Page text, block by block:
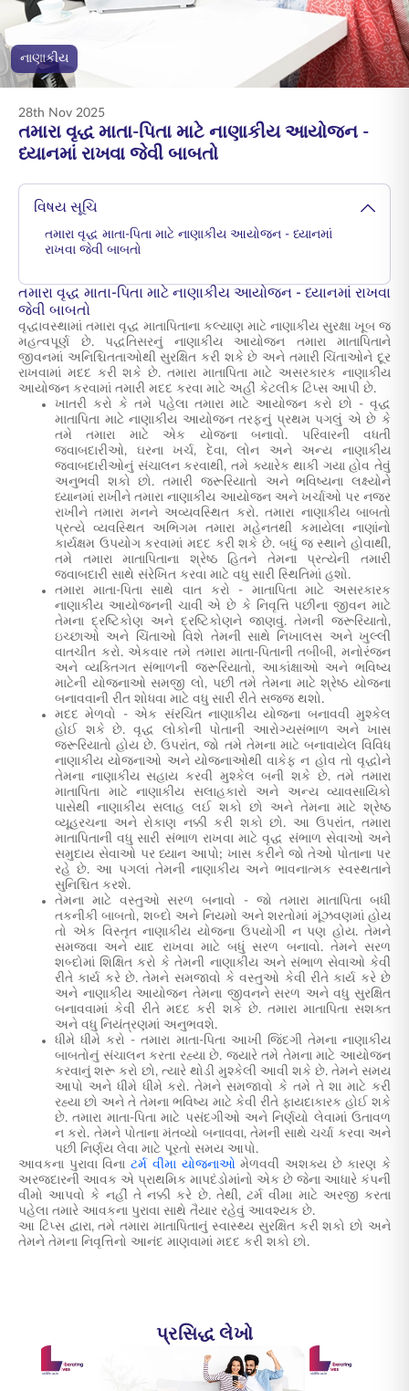
ENGLISH
ઑનલાઇન ખરીદો પ્રીમિયમ ચૂકવો
નાણાકીય
28th Nov 2025
તમારા વૃદ્ધ માતા-પિતા માટે નાણાકીય આયોજન -
ધ્યાનમાં રાખવા જેવી બાબતો
વિષય સૂચિ
તમારા વૃદ્ધ માતા-પિતા માટે નાણાકીય આયોજન - ધ્યાનમાં
રાખવા જેવી બાબતો
તમારા વૃદ્ધ માતા-પિતા માટે નાણાકીય આયોજન - ધ્યાનમાં રાખવા
જેવી બાબતો
વૃદ્ધાવસ્થામાં તમારા વૃદ્ધ માતાપિતાના કલ્યાણ માટે નાણાકીય સુરક્ષા ખૂબ જ
મહત્વપૂર્ણ છે. પદ્ધતિસરનું નાણાકીય આયોજન તમારા માતાપિતાને
જીવનમાં અનિશ્ચિતતાઓથી સુરક્ષિત કરી શકે છે અને તમારી ચિંતાઓને દૂર
રાખવામાં મદદ કરી શકે છે. તમારા માતાપિતા માટે અસરકારક નાણાકીય
આયોજન કરવામાં તમારી મદદ કરવા માટે અહીં કેટલીક ટિપ્સ આપી છે.
ખાતરી કરો કે તમે પહેલા તમારા માટે આયોજન કરો છો - વૃદ્ધ
માતાપિતા માટે નાણાકીય આયોજનતરફનું પ્રથમ પગલું એ છે કે
તમે તમારા માટે એક યોજના બનાવો. પરિવારની વધતી
જવાબદારીઓ, ઘરના ખર્ચ, દેવા, લોન અને અન્ય નાણાકીય
જવાબદારીઓનું સંચાલન કરવાથી, તમે ક્યારેક થાકી ગયા હોવ તેવું
અનુભવી શકો છો. તમારી જરૂરિયાતો અને ભવિષ્યના લક્ષ્યોને
ધ્યાનમાં રાખીને તમારા નાણાકીય આયોજન અને ખર્ચાઓ પર નજર
રાખીને તમારા મનને અવ્યવસ્થિત કરો. તમારા નાણાકીય બાબતો
પ્રત્યે વ્યવસ્થિત અભિગમ તમારા મહેનતથી કમાયેલા નાણાંનો
કાર્યક્ષમ ઉપયોગ કરવામાં મદદ કરી શકે છે. બધું જ સ્થાને હોવાથી,
તમે તમારા માતાપિતાના શ્રેષ્ઠ હિતને તેમના પ્રત્યેની તમારી
જવાબદારી સાથે સંરેખિત કરવા માટે વધુ સારી સ્થિતિમાં હશો.
તમારા માતા-પિતા સાથે વાત કરો - માતાપિતા માટે અસરકારક
નાણાકીય આયોજનનીચાવી એ છે કે નિવૃત્તિ પછીના જીવન માટે
તેમના દ્રષ્ટિકોણ અને દ્રષ્ટિકોણને જાણવું. તેમની જરૂરિયાતો,
ઇચ્છાઓ અને ચિંતાઓ વિશે તેમની સાથે નિખાલસ અને ખુલ્લી
વાતચીત કરો. એકવાર તમે તમારા માતા-પિતાની તબીબી, મનોરંજન
અને વ્યક્તિગત સંભાળની જરૂરિયાતો, આકાંક્ષાઓ અને ભવિષ્ય
માટેની યોજનાઓ સમજી લો, પછી તમે તેમના માટે શ્રેષ્ઠ યોજના
બનાવવાની રીત શોધવા માટે વધુ સારી રીતે સજ્જ થશો.
મદદ મેળવો - એક સંરચિત નાણાકીય યોજના બનાવવી મુશ્કેલ
હોઈ શકે છે. વૃદ્ધ લોકોની પોતાની આરોગ્યસંભાળ અને ખાસ
જરૂરિયાતો હોય છે. ઉપરાંત, જો તમે તેમના માટે બનાવાયેલ વિવિધ
નાણાકીય યોજનાઓ અને યોજનાઓથી વાકેફ ન હોવ તો વૃદ્ધોને
તેમના નાણાકીય સહાય કરવી મુશ્કેલ બની શકે છે. તમે તમારા
માતાપિતા માટે નાણાકીય સલાહકારો અને અન્ય વ્યાવસાયિકો
પાસેથી નાણાકીય સલાહ લઈ શકો છો અને તેમના માટે શ્રેષ્ઠ
વ્યૂહરચના અને રોકાણ નક્કી કરી શકો છો. આ ઉપરાંત, તમારા
માતાપિતાની વધુ સારી સંભાળ રાખવા માટે વૃદ્ધ સંભાળ સેવાઓ અને
સમુદાય સેવાઓ પર ધ્યાન આપો; ખાસ કરીને જો તેઓ પોતાના પર
રહે છે. આ પગલાં તેમની નાણાકીય અને ભાવનાત્મક સ્વસ્થતાને
સુનિશ્ચિત કરશે.
તેમના માટે વસ્તુઓ સરળ બનાવો - જો તમારા માતાપિતા બધી
તકનીકી બાબતો, શબ્દો અને નિયમો અને શરતોમાં મૂંઝવણમાં હોય
તો એક વિસ્તૃત નાણાકીય યોજના ઉપયોગી ન પણ હોય. તેમને
સમજવા અને યાદ રાખવા માટે બધું સરળ બનાવો. તેમને સરળ
શબ્દોમાં શિક્ષિત કરો કે તેમની નાણાકીય અને સંભાળ સેવાઓ કેવી
રીતે કાર્ય કરે છે. તેમને સમજાવો કે વસ્તુઓ કેવી રીતે કાર્ય કરે છે
અને નાણાકીય આયોજન તેમના જીવનને સરળ અને વધુ સુરક્ષિત
બનાવવામાં કેવી રીતે મદદ કરી શકે છે. તમારા માતાપિતા સશક્ત
અને વધુ નિયંત્રણમાં અનુભવશે.
ધીમે ધીમે કરો - તમારા માતા-પિતા આખી જિંદગી તેમના નાણાકીય
બાબતોનું સંચાલન કરતા રહ્યા છે. જ્યારે તમે તેમના માટે આયોજન
કરવાનું શરૂ કરો છો, ત્યારે થોડી મુશ્કેલી આવી શકે છે. તેમને સમય
આપો અને ધીમે ધીમે કરો. તેમને સમજાવો કે તમે તે શા માટે કરી
રહ્યા છો અને તે તેમના ભવિષ્ય માટે કેવી રીતે ફાયદાકારક હોઈ શકે
છે. તમારા માતા-પિતા માટે પસંદગીઓ અને નિર્ણયો લેવામાં ઉતાવળ
ન કરો. તેમને પોતાના મંતવ્યો બનાવવા, તેમની સાથે ચર્ચા કરવા અને
પછી નિર્ણય લેવા માટે પૂરતો સમય આપો.
આવકના પુરાવા વિનાટર્મ વીમા યોજનાઓ મેળવવી અશક્ય છે કારણ કે
અરજદારની આવક એ પ્રાથમિક માપદંડોમાંનો એક છે જેના આધારે કંપની
વીમો આપવો કે નહીં તે નક્કી કરે છે. તેથી, ટર્મ વીમા માટે અરજી કરતા
પહેલા તમારે આવકના પુરાવા સાથે તૈયાર રહેવું આવશ્યક છે.
આ ટિપ્સ દ્વારા, તમે તમારા માતાપિતાનું સ્વાસ્થ્ય સુરક્ષિત કરી શકો છો અને
તેમને તેમના નિવૃત્તિનો આનંદ માણવામાં મદદ કરી શકો છો.
પ્રસિદ્ધ લેખો